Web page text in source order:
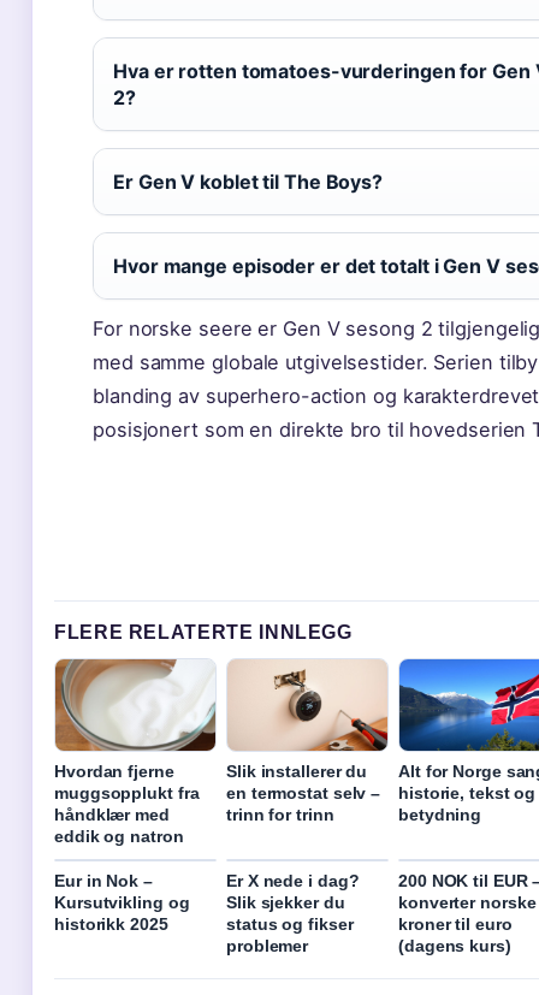
Hva er rotten tomatoes-vurderingen for Gen
2?
Er Gen V koblet til The Boys?
Hvor mange episoder er det totalt i Gen V
For norske seere er Gen V sesong 2
med samme globale utgivelsestider. Serien
blanding av superhero-action og
posisjonert som en direkte bro til hovedserien
FLERE RELATERTE INNLEGG
Hvordan fjerne
muggsopplukt fra
håndklær med
eddik og natron
Slik installerer du
en termostat selv –
trinn for trinn
Alt for Norge
historie, tekst og
betydning
Eur in Nok –
Kursutvikling og
historikk 2025
Er X nede i dag?
Slik sjekker du
status og fikser
problemer
200 NOK til EUR
konverter norske
kroner til euro
(dagens kurs)